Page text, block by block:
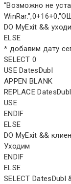
"Возможно не
DO MyExit &&
ELSE
* добавим дату
SELECT 0
USE DatesDubl
APPEN BLANK
REPLACE
USE
ENDIF
ELSE
DO MyExit &&
Уходим
ENDIF
ELSE
SELECT